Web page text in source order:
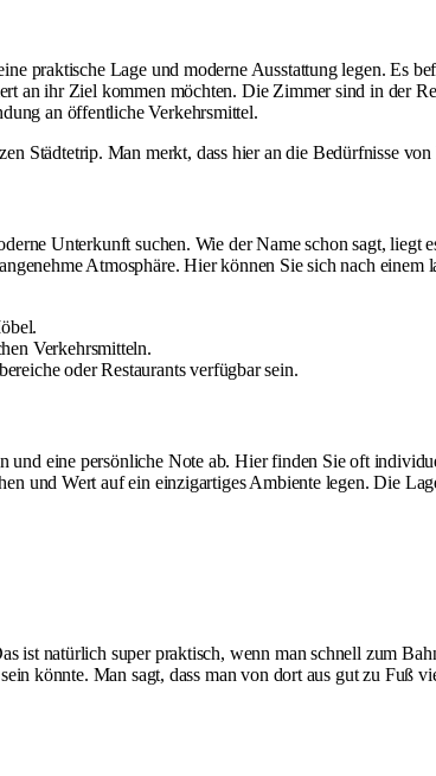
praktische Lage und moderne Ausstattung legen. Es
an ihr Ziel kommen möchten. Die Zimmer sind in der
an öffentliche Verkehrsmittel.
Städtetrip. Man merkt, dass hier an die Bedürfnisse
Unterkunft suchen. Wie der Name schon sagt, liegt
Atmosphäre. Hier können Sie sich nach
Verkehrsmitteln.
oder Restaurants verfügbar sein.
eine persönliche Note ab. Hier finden Sie oft
und Wert auf ein einzigartiges Ambiente legen. Die
natürlich super praktisch, wenn man schnell zum
könnte. Man sagt, dass man von dort aus gut zu Fuß